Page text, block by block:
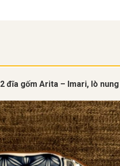
2 đĩa gốm Arita – Imari, lò